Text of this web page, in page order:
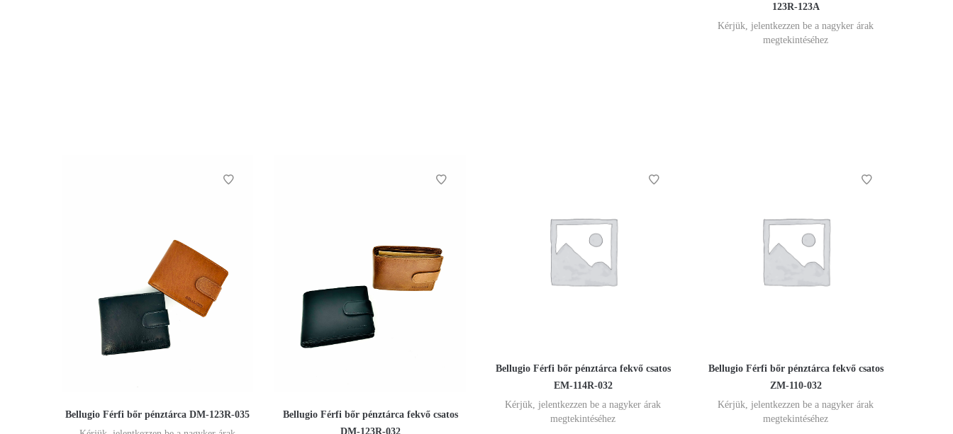
123R-123A
Kérjük, jelentkezzen be a nagyker árak
megtekintéséhez
Bellugio Férfi bőr pénztárca DM-123R-035
Bellugio Férfi bőr pénztárca fekvő csatos
DM-123R-032
Bellugio Férfi bőr pénztárca fekvő csatos
EM-114R-032
Kérjük, jelentkezzen be a nagyker árak
megtekintéséhez
Bellugio Férfi bőr pénztárca fekvő csatos
ZM-110-032
Kérjük, jelentkezzen be a nagyker árak
megtekintéséhez